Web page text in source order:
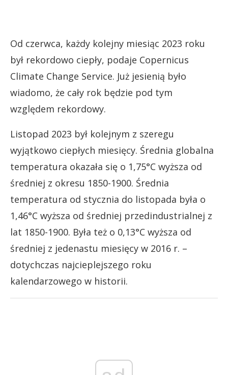
Od czerwca, każdy kolejny miesiąc 2023 roku
był rekordowo ciepły, podaje Copernicus
Climate Change Service. Już jesienią było
wiadomo, że cały rok będzie pod tym
względem rekordowy.
Listopad 2023 był kolejnym z szeregu
wyjątkowo ciepłych miesięcy. Średnia globalna
temperatura okazała się o 1,75°C wyższa od
średniej z okresu 1850-1900. Średnia
temperatura od stycznia do listopada była o
1,46°C wyższa od średniej przedindustrialnej z
lat 1850-1900. Była też o 0,13°C wyższa od
średniej z jedenastu miesięcy w 2016 r. –
dotychczas najcieplejszego roku
kalendarzowego w historii.